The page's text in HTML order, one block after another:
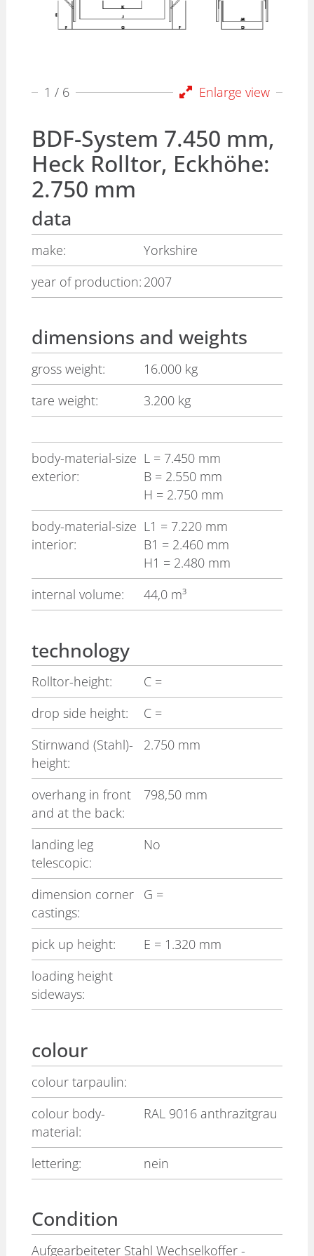
Enlarge view
1 / 6
BDF-System 7.450 mm,
Heck Rolltor, Eckhöhe:
2.750 mm
data
make:
Yorkshire
year of production: 2007
dimensions and weights
gross weight:
16.000 kg
tare weight:
3.200 kg
body-material-size
exterior:
L = 7.450 mm
B = 2.550 mm
H = 2.750 mm
body-material-size
interior:
L1 = 7.220 mm
B1 = 2.460 mm
H1 = 2.480 mm
internal volume:
44,0 m³
technology
Rolltor-height: C =
drop side height:
C =
Stirnwand (Stahl)-
height:
2.750 mm
overhang in front
and at the back:
798,50 mm
landing leg
telescopic:
No
dimension corner
castings:
G =
pick up height: E = 1.320 mm
loading height
sideways:
colour
colour tarpaulin:
colour body-
material:
RAL 9016 anthrazitgrau
lettering: nein
Condition
Aufgearbeiteter Stahl Wechselkoffer -